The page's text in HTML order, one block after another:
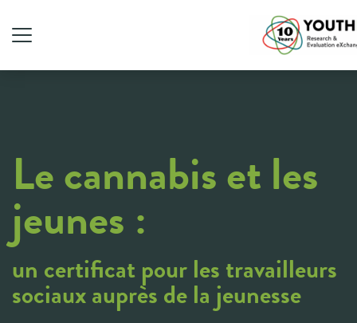
Le cannabis et les
jeunes :
un certificat pour les travailleurs
sociaux auprès de la jeunesse